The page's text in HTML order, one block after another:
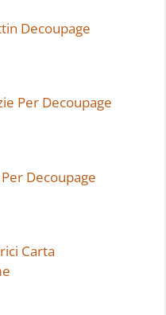
Decoupage
Per Decoupage
Decoupage
Carta